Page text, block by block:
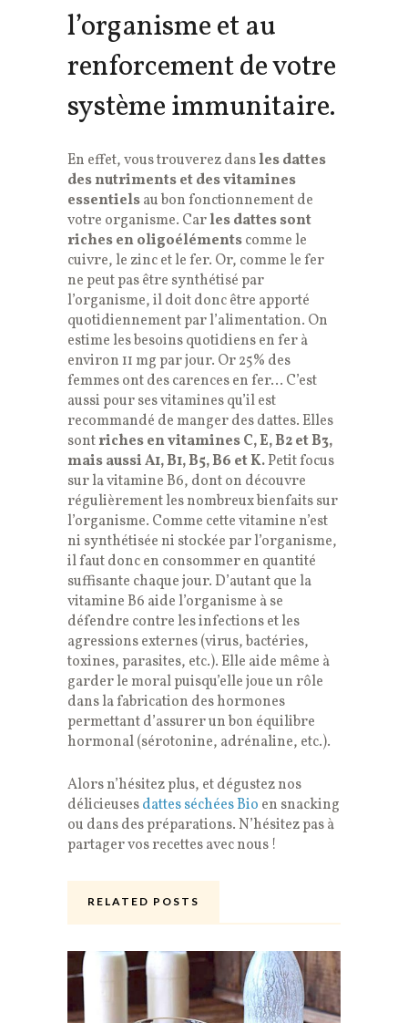
l’organisme et au
renforcement de votre
système immunitaire.
En effet, vous trouverez dansles dattes
des nutriments et des vitamines
essentielsau bon fonctionnement de
votre organisme. Carles dattes sont
riches en oligoélémentscomme le
cuivre, le zinc et le fer. Or, comme le fer
ne peut pas être synthétisé par
l’organisme, il doit donc être apporté
quotidiennement par l’alimentation. On
estime les besoins quotidiens en fer à
environ 11 mg par jour. Or 25% des
femmes ont des carences en fer… C’est
aussi pour ses vitamines qu’il est
recommandé de manger des dattes. Elles
sontriches en vitamines C, E, B2 et B3,
mais aussi A1, B1, B5, B6 et K.Petit focus
sur la vitamine B6, dont on découvre
régulièrement les nombreux bienfaits sur
l’organisme. Comme cette vitamine n’est
ni synthétisée ni stockée par l’organisme,
il faut donc en consommer en quantité
suffisante chaque jour. D’autant que la
vitamine B6 aide l’organisme à se
défendre contre les infections et les
agressions externes (virus, bactéries,
toxines, parasites, etc.). Elle aide même à
garder le moral puisqu’elle joue un rôle
dans la fabrication des hormones
permettant d’assurer un bon équilibre
hormonal (sérotonine, adrénaline, etc.).
Alors n’hésitez plus, et dégustez nos
délicieusesdattes séchées Bio en snacking
ou dans des préparations. N’hésitez pas à
partager vos recettes avec nous !
RELATED POSTS